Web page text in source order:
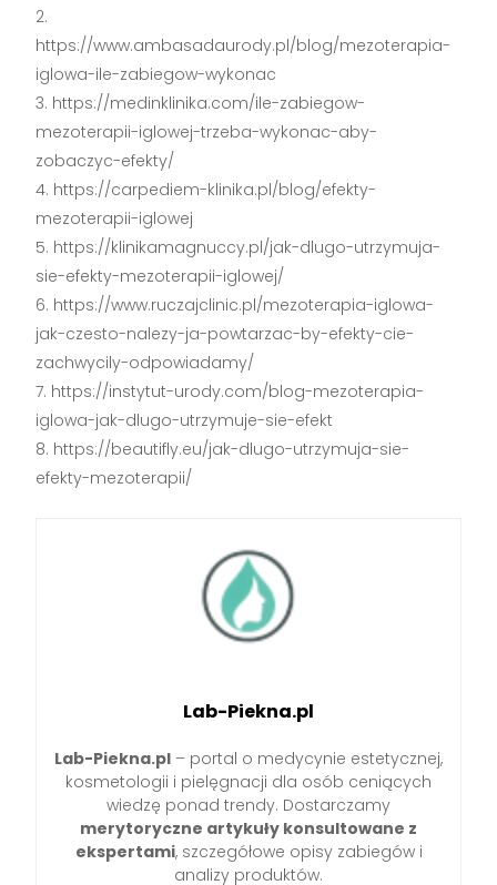
https://www.ambasadaurody.pl/blog/mezoterapia-
iglowa-ile-zabiegow-wykonac
https://medinklinika.com/ile-zabiegow-
mezoterapii-iglowej-trzeba-wykonac-aby-
zobaczyc-efekty/
https://carpediem-klinika.pl/blog/efekty-
mezoterapii-iglowej
https://klinikamagnuccy.pl/jak-dlugo-utrzymuja-
sie-efekty-mezoterapii-iglowej/
https://www.ruczajclinic.pl/mezoterapia-iglowa-
jak-czesto-nalezy-ja-powtarzac-by-efekty-cie-
zachwycily-odpowiadamy/
https://instytut-urody.com/blog-mezoterapia-
iglowa-jak-dlugo-utrzymuje-sie-efekt
https://beautifly.eu/jak-dlugo-utrzymuja-sie-
efekty-mezoterapii/
Lab-Piekna.pl
Lab-Piekna.pl – portal o medycynie estetycznej,
kosmetologii i pielęgnacji dla osób ceniących
wiedzę ponad trendy. Dostarczamy
merytoryczne artykuły konsultowane z
ekspertami, szczegółowe opisy zabiegów i
analizy produktów.